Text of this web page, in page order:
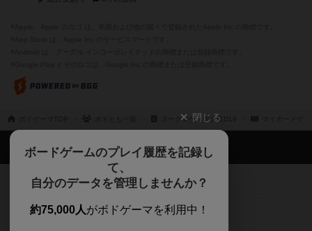
スーク＠ゲムマ大阪D19
閉じる
ボードゲームのプレイ履歴を記録し
て、
自分のデータを管理しませんか？
約75,000人がボドゲーマを利用中！
ボドゲーマTOP
ボードゲームを検索する
ボードゲームの新着レビュー